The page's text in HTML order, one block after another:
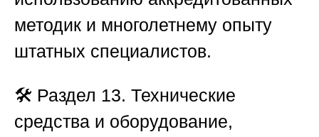
методик и многолетнему опыту
штатных специалистов.
🛠️ Раздел 13. Технические
средства и оборудование,